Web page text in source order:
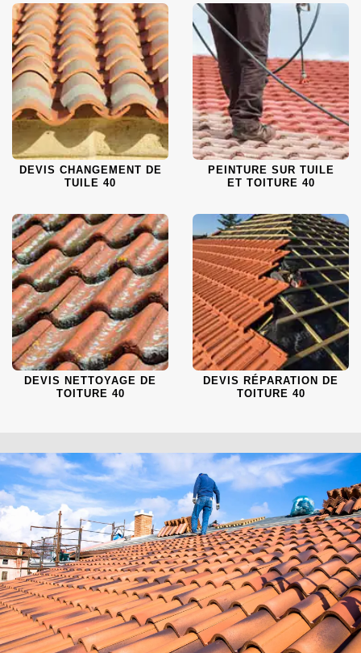
DEVIS CHANGEMENT DE
TUILE 40
PEINTURE SUR TUILE
ET TOITURE 40
DEVIS NETTOYAGE DE
TOITURE 40
DEVIS RÉPARATION DE
TOITURE 40